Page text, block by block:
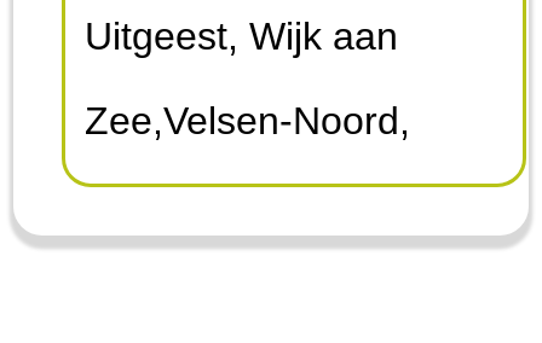
Uitgeest, Wijk aan
Zee,Velsen-Noord,